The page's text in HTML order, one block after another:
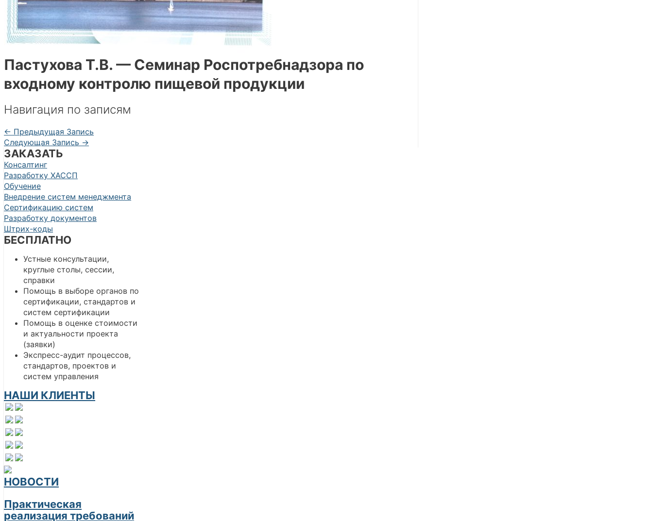
Пастухова Т.В. — Семинар Роспотребнадзора по
входному контролю пищевой продукции
Навигация по записям
← Предыдущая Запись
Следующая Запись →
ЗАКАЗАТЬ
Консалтинг
Разработку ХАССП
Обучение
Внедрение систем менеджмента
Сертификацию систем
Разработку документов
Штрих-коды
БЕСПЛАТНО
Устные консультации,
круглые столы, сессии,
справки
Помощь в выборе органов по
сертификации, стандартов и
систем сертификации
Помощь в оценке стоимости
и актуальности проекта
(заявки)
Экспресс-аудит процессов,
стандартов, проектов и
систем управления
НАШИ КЛИЕНТЫ
НОВОСТИ
Практическая
реализация требований